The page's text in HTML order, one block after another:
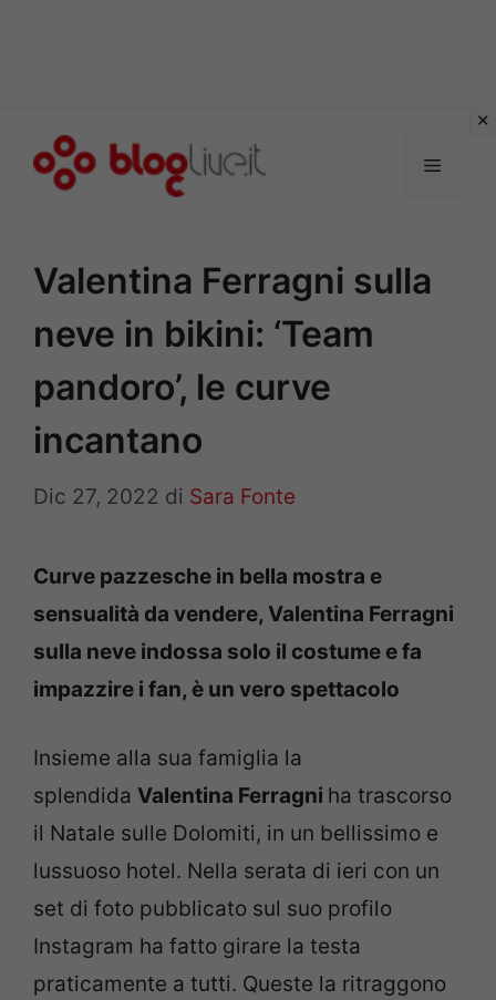
Menu
Valentina Ferragni sulla
neve in bikini: ‘Team
pandoro’, le curve
incantano
Dic 27, 2022 di Sara Fonte
Curve pazzesche in bella mostra e
sensualità da vendere, Valentina Ferragni
sulla neve indossa solo il costume e fa
impazzire i fan, è un vero spettacolo
Insieme alla sua famiglia la
splendida Valentina Ferragni ha trascorso
il Natale sulle Dolomiti, in un bellissimo e
lussuoso hotel. Nella serata di ieri con un
set di foto pubblicato sul suo profilo
Instagram ha fatto girare la testa
praticamente a tutti. Queste la ritraggono